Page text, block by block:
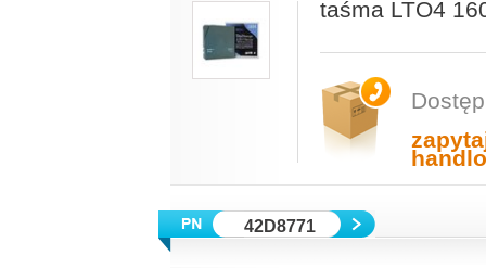
taśma LTO4
42D8771